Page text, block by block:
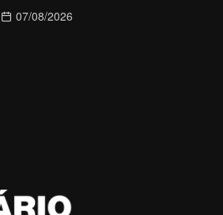
07/08/2026